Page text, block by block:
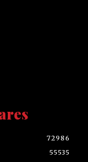
72986
55535